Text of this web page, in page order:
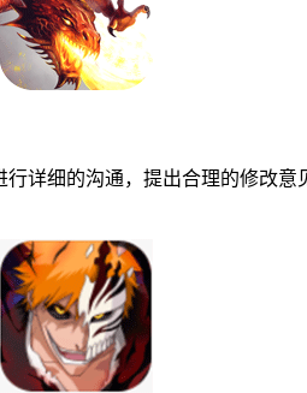
细的沟通，提出合理的修改意